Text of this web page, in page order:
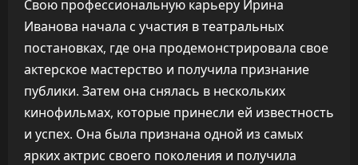
Свою профессиональную карьеру Ирина
Иванова начала с участия в театральных
постановках, где она продемонстрировала свое
актерское мастерство и получила признание
публики. Затем она снялась в нескольких
кинофильмах, которые принесли ей известность
и успех. Она была признана одной из самых
ярких актрис своего поколения и получила